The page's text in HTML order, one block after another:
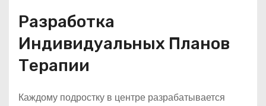
Разработка
Индивидуальных Планов
Терапии
Каждому подростку в центре разрабатывается